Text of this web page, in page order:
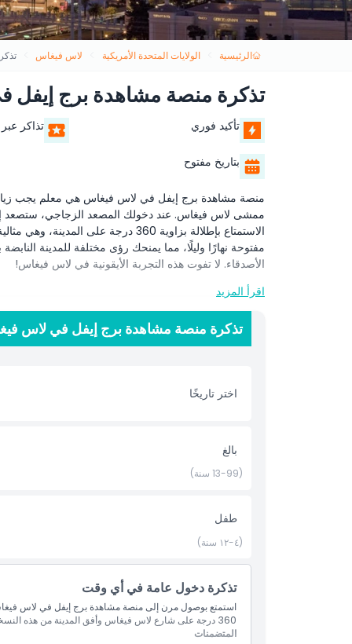
الرئيسية الولايات المتحدة الأمريكية لاس فيغاس
تذكرة منصة مشاهدة برج
تأكيد فوري تذاكر
بتاريخ مفتوح
منصة مشاهدة برج إيفل في لاس فيغاس هي معلم يجب
الاستمتاع بإطلالة بزاوية 360 درجة
مفتوحة نهارًا وليلًا، مما يمنحك رؤى مختلفة للمدينة
الأصدقاء. لا تفوت هذه التجربة الأيقونية في لاس فيغاس!
أبرز المعالم
سياسة الأطفال والبالغين
الاستثناءات
ما يجب معرفته
الموقع
كيفية الوصول إلى هناك
اقرأ المزيد
تذكرة منصة مشاهدة برج إيفل في لاس
اختر تاريخًا
بالغ
(13-99 سنة)
طفل
(٤-١٢ سنة)
تذكرة دخول عامة في أي وقت
استمتع بوصول مرن إلى منصة مشاهدة برج إيفل في لاس
360 درجة على شارع لاس فيغاس وأفق المدينة من هذه النسخة الأيقونية بحجم نصف الأصل من المعلم العالمي الشهير في باريس.
المتضمنات